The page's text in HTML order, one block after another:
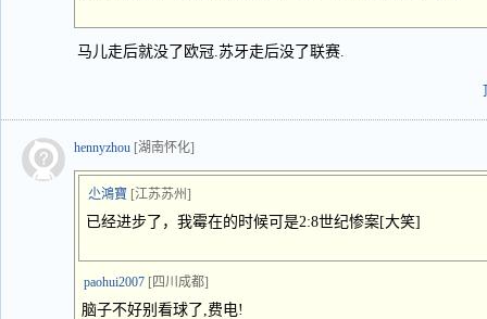
马儿走后就没了欧冠.苏牙走后没了联赛.
hennyzhou [湖南怀化]
尐鴻寶 [江苏苏州]
已经进步了，我霉在的时候可是2:8世纪惨案[大笑]
paohui2007 [四川成都]
脑子不好别看球了,费电!